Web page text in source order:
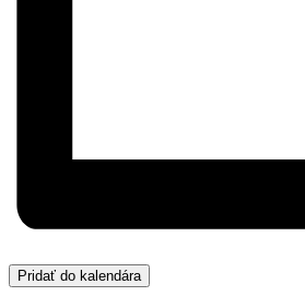
Pridať do kalendára